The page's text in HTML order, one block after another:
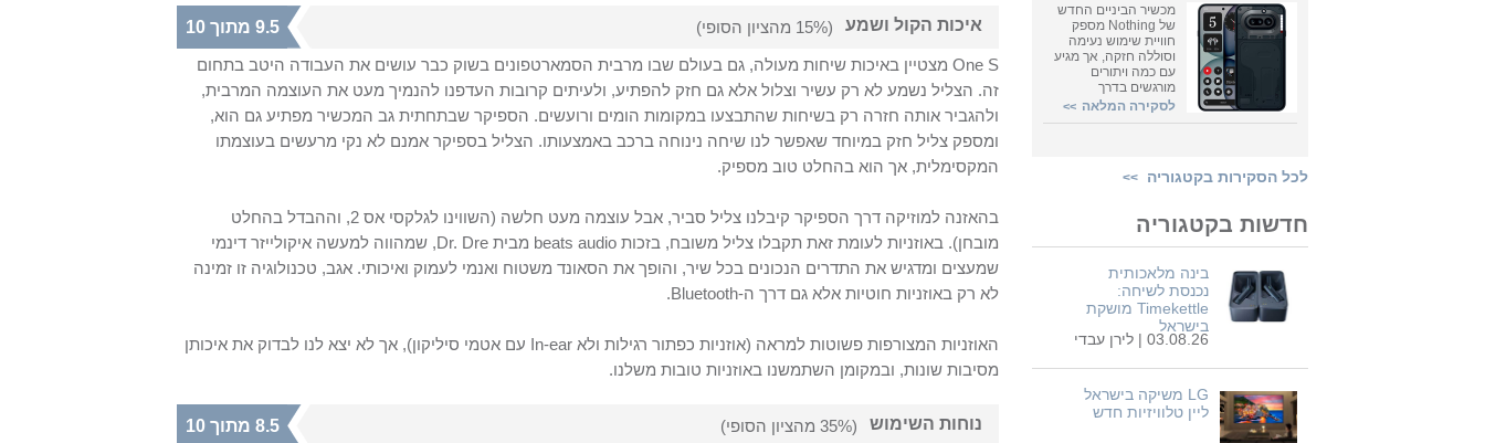
מכשיר הביניים החדש
של Nothing מספק
חוויית שימוש נעימה
וסוללה חזקה, אך מגיע
עם כמה ויתורים
מורגשים בדרך
לסקירה המלאה >>
לכל הסקירות בקטגוריה >>
חדשות בקטגוריה
בינה מלאכותית
נכנסת לשיחה:
Timekettle מושקת
בישראל
03.08.26 | לירן עבדי
LG משיקה בישראל
ליין טלוויזיות חדש
איכות הקול ושמע (15% מהציון הסופי)
9.5 מתוך 10
One S מצטיין באיכות שיחות מעולה, גם בעולם שבו מרבית הסמארטפונים בשוק כבר עושים את העבודה היטב בתחום
זה. הצליל נשמע לא רק עשיר וצלול אלא גם חזק להפתיע, ולעיתים קרובות העדפנו להנמיך מעט את העוצמה המרבית,
ולהגביר אותה חזרה רק בשיחות שהתבצעו במקומות הומים ורועשים. הספיקר שבתחתית גב המכשיר מפתיע גם הוא,
ומספק צליל חזק במיוחד שאפשר לנו שיחה נינוחה ברכב באמצעותו. הצליל בספיקר אמנם לא נקי מרעשים בעוצמתו
המקסימלית, אך הוא בהחלט טוב מספיק.
בהאזנה למוזיקה דרך הספיקר קיבלנו צליל סביר, אבל עוצמה מעט חלשה (השווינו לגלקסי אס 2, וההבדל בהחלט
מובחן). באוזניות לעומת זאת תקבלו צליל משובח, בזכות beats audio מבית Dr. Dre, שמהווה למעשה איקולייזר דינמי
שמעצים ומדגיש את התדרים הנכונים בכל שיר, והופך את הסאונד משטוח ואנמי לעמוק ואיכותי. אגב, טכנולוגיה זו זמינה
לא רק באוזניות חוטיות אלא גם דרך ה-Bluetooth
.
האוזניות המצורפות פשוטות למראה (אוזניות כפתור רגילות ולא In-ear עם אטמי סיליקון), אך לא יצא לנו לבדוק את איכותן
מסיבות שונות, ובמקומן השתמשנו באוזניות טובות משלנו.
נוחות השימוש (35% מהציון הסופי)
8.5 מתוך 10